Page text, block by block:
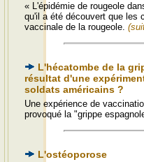
« L'épidémie de rougeole
qu'il a été découvert que les
vaccinale de la rougeole.
L'hécatombe de la
résultat d'une
soldats américains ?
Une expérience de
provoqué la "grippe
L'ostéoporose